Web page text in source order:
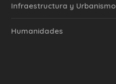
Infraestructura y Urbanismo
Humanidades